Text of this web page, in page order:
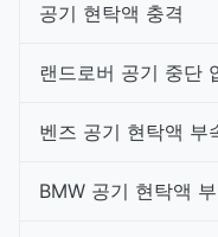
공기 현탁액 충격
랜드로버 공기 중단
벤즈 공기 현탁액 부
BMW 공기 현탁액